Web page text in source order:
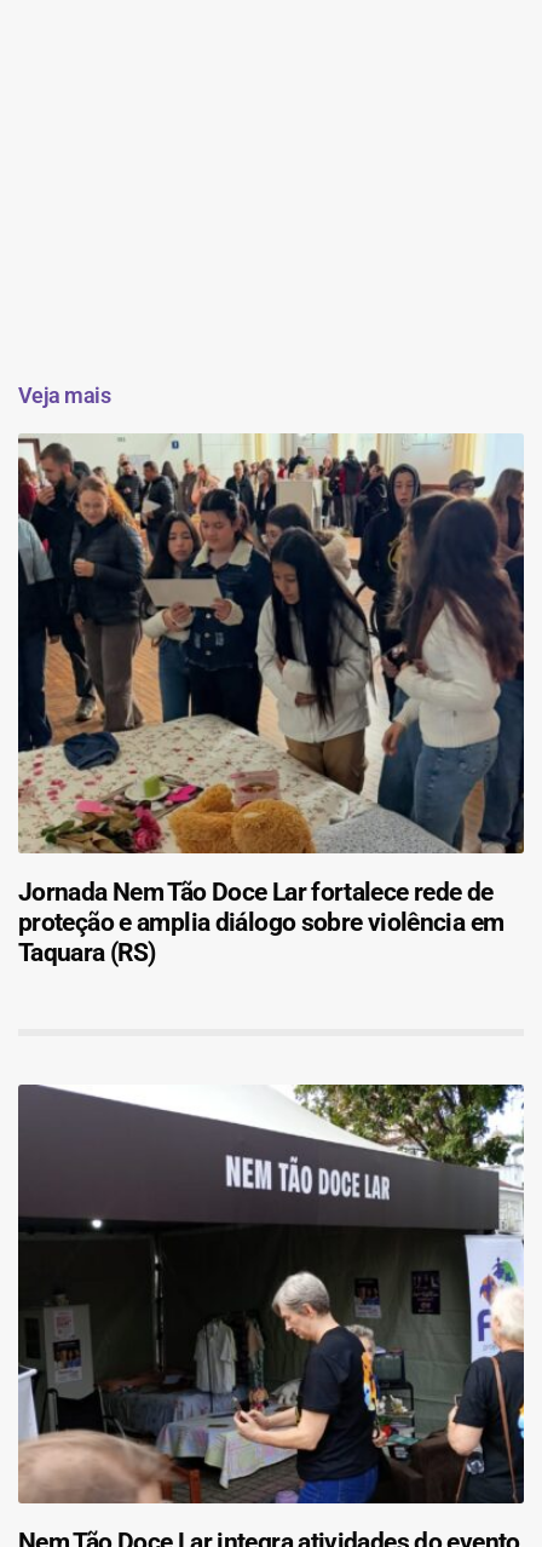
Veja mais
Jornada Nem Tão Doce Lar fortalece rede de
proteção e amplia diálogo sobre violência em
Taquara (RS)